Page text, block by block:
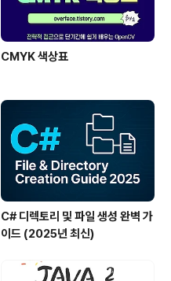
CMYK 색상표
C# 디렉토리 및 파일 생성 완벽 가
이드 (2025년 최신)